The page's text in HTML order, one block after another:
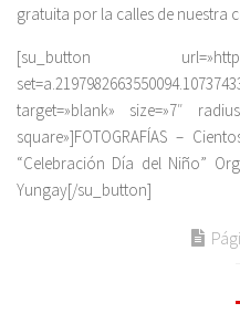
gratuita por la calles de nuestra
[su_button url=»https://
target=»blank» size=»7″
square»]FOTOGRAFÍAS –
“Celebración Día del Niño”
Yungay[/su_button]